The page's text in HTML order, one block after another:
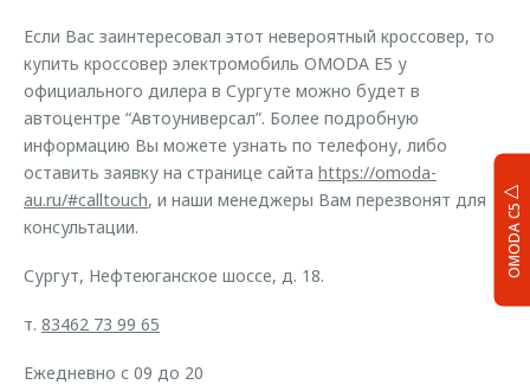
OMODA C5
Если Вас заинтересовал этот невероятный кроссовер, то
купить кроссовер электромобиль OMODA Е5 у
официального дилера в Сургуте можно будет в
автоцентре “Автоуниверсал”. Более подробную
информацию Вы можете узнать по телефону, либо
оставить заявку на странице сайта https://omoda-
au.ru/#calltouch, и наши менеджеры Вам перезвонят для
консультации.
Сургут, Нефтеюганское шоссе, д. 18.
т. 83462 73 99 65
Ежедневно с 09 до 20